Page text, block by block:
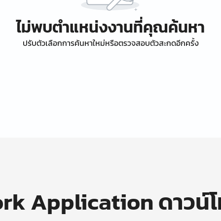
ไม่พบตำแหน่งงานที่คุณค้นหา
ปรับตัวเลือกการค้นหาใหม่หรือตรวจสอบตัวสะกดอีกครั้ง
Application ดาวน์